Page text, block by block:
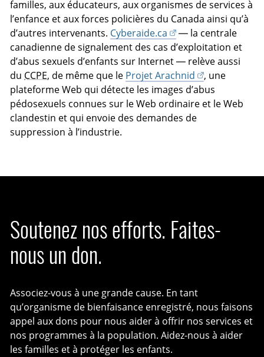
familles, aux éducateurs, aux organismes de services à
l’enfance et aux forces policières du Canada ainsi qu’à
d’autres intervenants. Cyberaide.ca
— la centrale
canadienne de signalement des cas d’exploitation et
d’abus sexuels d’enfants sur Internet — relève aussi
du CCPE, de même que le Projet Arachnid
, une
plateforme Web qui détecte les images d’abus
pédosexuels connues sur le Web ordinaire et le Web
clandestin et qui envoie des demandes de
suppression à l’industrie.
Soutenez nos efforts. Faites-
nous un don.
Associez-vous à une grande cause. En tant
qu’organisme de bienfaisance enregistré, nous faisons
appel aux dons pour nous aider à offrir nos services et
nos programmes à la population. Aidez-nous à aider
les familles et à protéger les enfants.